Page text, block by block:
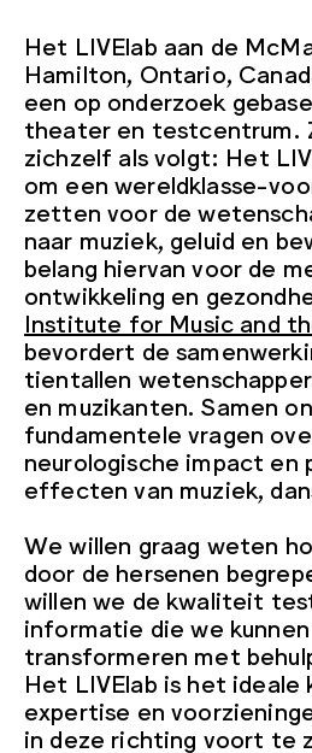
Het LIVElab aan de
Hamilton, Ontario,
een op onderzoek
theater en testcentrum.
zichzelf als volgt: Het
om een wereldklasse-
zetten voor de
naar muziek, geluid en
belang hiervan voor de
ontwikkeling en
Institute for Music and
bevordert de
tientallen
en muzikanten. Samen
fundamentele vragen
neurologische impact en
effecten van muziek,
We willen graag weten
door de hersenen
willen we de kwaliteit
informatie die we
transformeren met
Het LIVElab is het ideale
expertise en
in deze richting voort te